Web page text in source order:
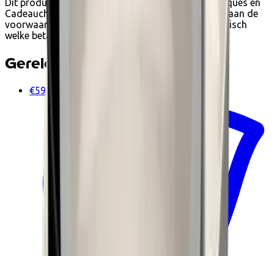
Dit product kan je bij Ecoshop betalen met Ecocheques en
Cadeaucheques van Edenred wanneer het voldoet aan de
voorwaarden. Tijdens het afrekenen zie je automatisch
welke betaalopties beschikbaar zijn.
Gerelateerde producten
€59.90